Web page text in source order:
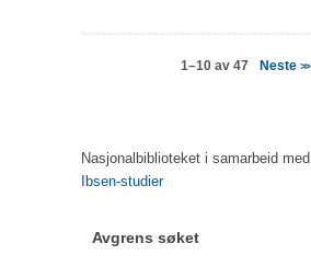
1–10 av 47 Neste>>
Nasjonalbiblioteket i samarbeid med
Ibsen-studier
Avgrens søket